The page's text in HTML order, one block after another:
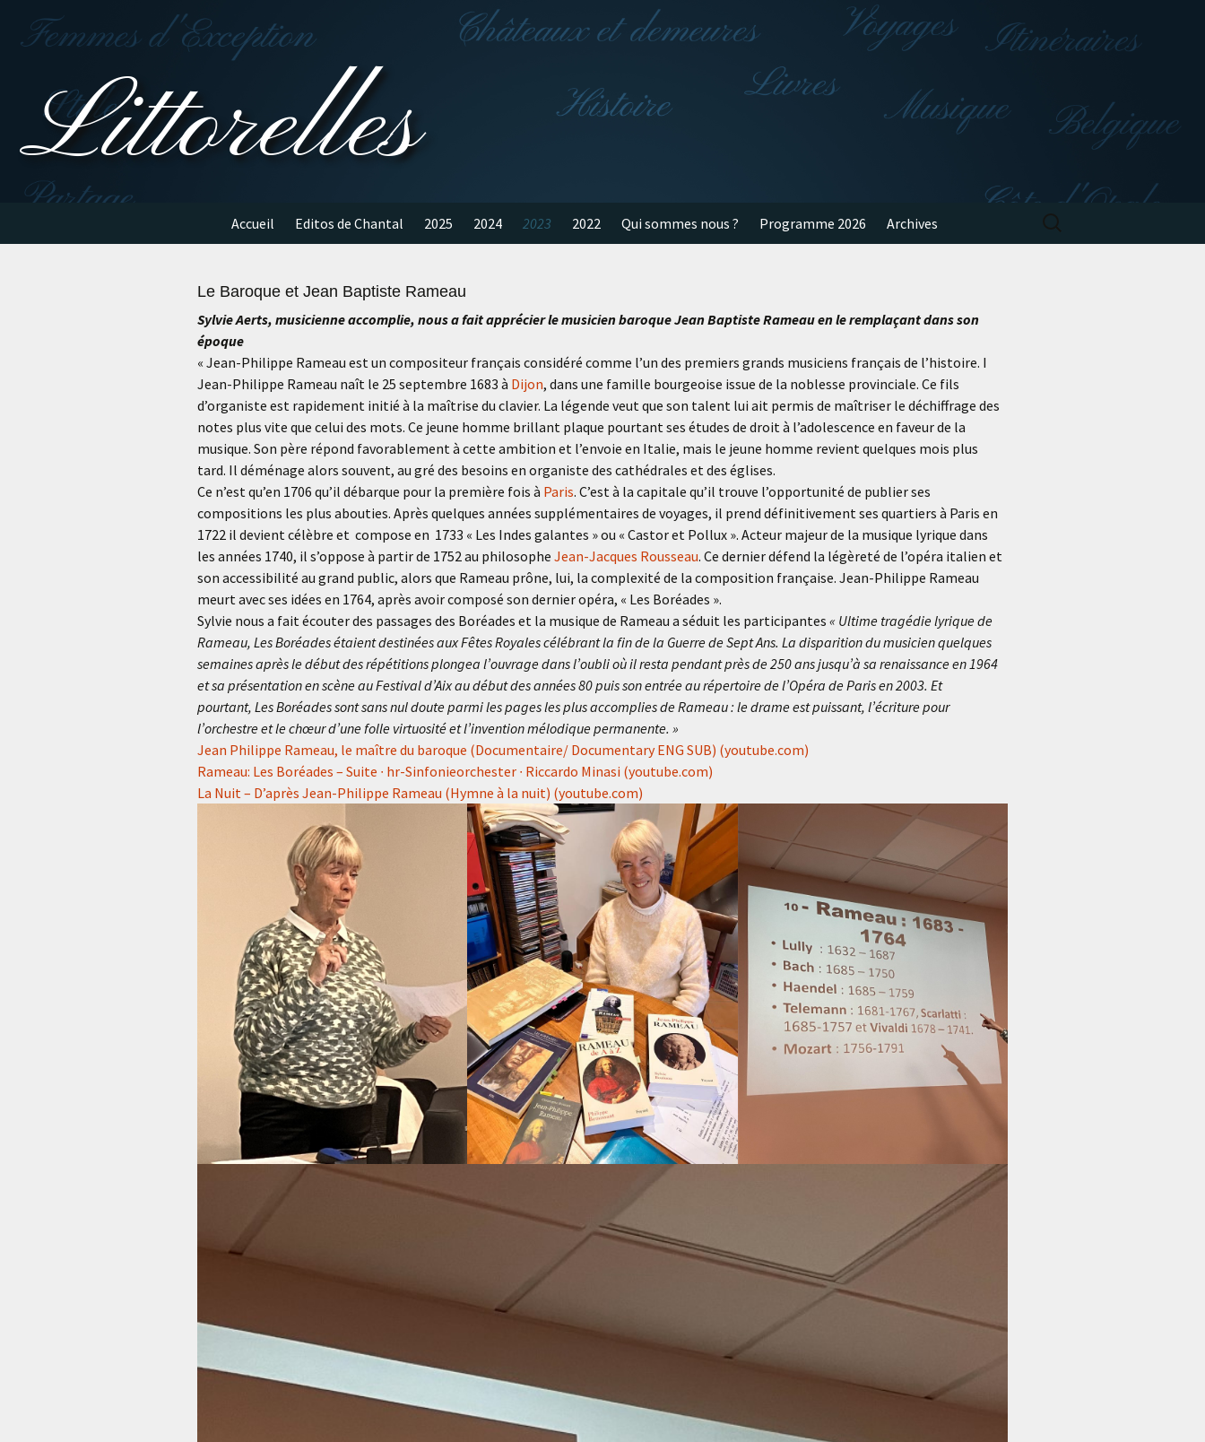
Littorelles
Accueil Editos de Chantal 2025 2024 2023 2022 Qui sommes nous ? Programme 2026 Archives
Rechercher :
Le Baroque et Jean Baptiste Rameau
Sylvie Aerts, musicienne accomplie, nous a fait apprécier le musicien baroque Jean Baptiste Rameau en le remplaçant dans son
époque
« Jean-Philippe Rameau est un compositeur français considéré comme l’un des premiers grands musiciens français de l’histoire. I
Jean-Philippe Rameau naît le 25 septembre 1683 à Dijon, dans une famille bourgeoise issue de la noblesse provinciale. Ce fils
d’organiste est rapidement initié à la maîtrise du clavier. La légende veut que son talent lui ait permis de maîtriser le déchiffrage des
notes plus vite que celui des mots. Ce jeune homme brillant plaque pourtant ses études de droit à l’adolescence en faveur de la
musique. Son père répond favorablement à cette ambition et l’envoie en Italie, mais le jeune homme revient quelques mois plus
tard. Il déménage alors souvent, au gré des besoins en organiste des cathédrales et des églises.
Ce n’est qu’en 1706 qu’il débarque pour la première fois à Paris. C’est à la capitale qu’il trouve l’opportunité de publier ses
compositions les plus abouties. Après quelques années supplémentaires de voyages, il prend définitivement ses quartiers à Paris en
1722 il devient célèbre et compose en 1733 « Les Indes galantes » ou « Castor et Pollux ». Acteur majeur de la musique lyrique dans
les années 1740, il s’oppose à partir de 1752 au philosophe Jean-Jacques Rousseau. Ce dernier défend la légèreté de l’opéra italien et
son accessibilité au grand public, alors que Rameau prône, lui, la complexité de la composition française. Jean-Philippe Rameau
meurt avec ses idées en 1764, après avoir composé son dernier opéra, « Les Boréades ».
Sylvie nous a fait écouter des passages des Boréades et la musique de Rameau a séduit les participantes « Ultime tragédie lyrique de
Rameau, Les Boréades étaient destinées aux Fêtes Royales célébrant la fin de la Guerre de Sept Ans. La disparition du musicien quelques
semaines après le début des répétitions plongea l’ouvrage dans l’oubli où il resta pendant près de 250 ans jusqu’à sa renaissance en 1964
et sa présentation en scène au Festival d’Aix au début des années 80 puis son entrée au répertoire de l’Opéra de Paris en 2003. Et
pourtant, Les Boréades sont sans nul doute parmi les pages les plus accomplies de Rameau : le drame est puissant, l’écriture pour
l’orchestre et le chœur d’une folle virtuosité et l’invention mélodique permanente. »
Jean Philippe Rameau, le maître du baroque (Documentaire/ Documentary ENG SUB) (youtube.com)
Rameau: Les Boréades – Suite ∙ hr-Sinfonieorchester ∙ Riccardo Minasi (youtube.com)
La Nuit – D’après Jean-Philippe Rameau (Hymne à la nuit) (youtube.com)